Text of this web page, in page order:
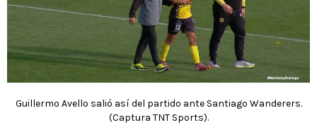
Guillermo Avello salió así del partido ante Santiago Wanderers.
(Captura TNT Sports).